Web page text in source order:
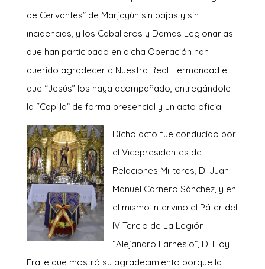
de Cervantes” de Marjayún sin bajas y sin
incidencias, y los Caballeros y Damas Legionarias
que han participado en dicha Operación han
querido agradecer a Nuestra Real Hermandad el
que “Jesús” los haya acompañado, entregándole
la “Capilla” de forma presencial y un acto oficial.
Dicho acto fue conducido por
el Vicepresidentes de
Relaciones Militares, D. Juan
Manuel Carnero Sánchez, y en
el mismo intervino el Páter del
IV Tercio de La Legión
“Alejandro Farnesio”, D. Eloy
Fraile que mostró su agradecimiento porque la